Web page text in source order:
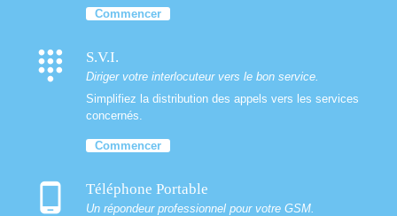
Commencer
dialpad S.V.I.
Diriger votre interlocuteur vers le bon service.
Simplifiez la distribution des appels vers les services
concernés.
Commencer
phone_android Téléphone Portable
Un répondeur professionnel pour votre GSM.